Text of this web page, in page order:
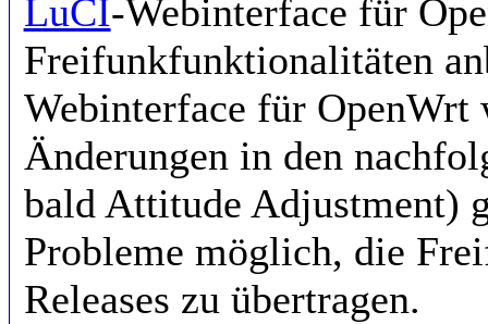
LuCI-Webinterface für
Freifunkfunktionalitäten
Webinterface für OpenWrt
Änderungen in den
bald Attitude Adjustment)
Probleme möglich, die
Releases zu übertragen.